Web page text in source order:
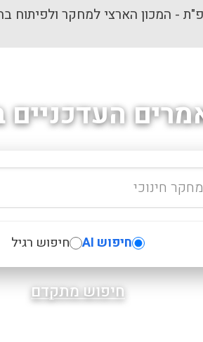
- המכון הארצי למחקר ולפיתוח
העדכניים
חיפוש AI חיפוש רגיל
חיפוש מתקדם